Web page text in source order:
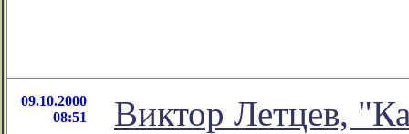
09.10.2000
08:51
Виктор Летцев,